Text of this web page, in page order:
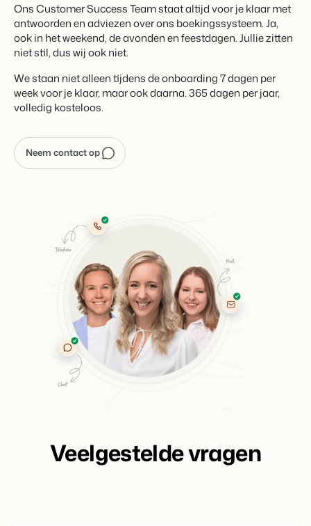
Ons Customer Success Team staat altijd voor je klaar met
antwoorden en adviezen over ons boekingssysteem. Ja,
ook in het weekend, de avonden en feestdagen. Jullie zitten
niet stil, dus wij ook niet.
We staan niet alleen tijdens de onboarding 7 dagen per
week voor je klaar, maar ook daarna. 365 dagen per jaar,
volledig kosteloos.
Neem contact op
Veelgestelde vragen